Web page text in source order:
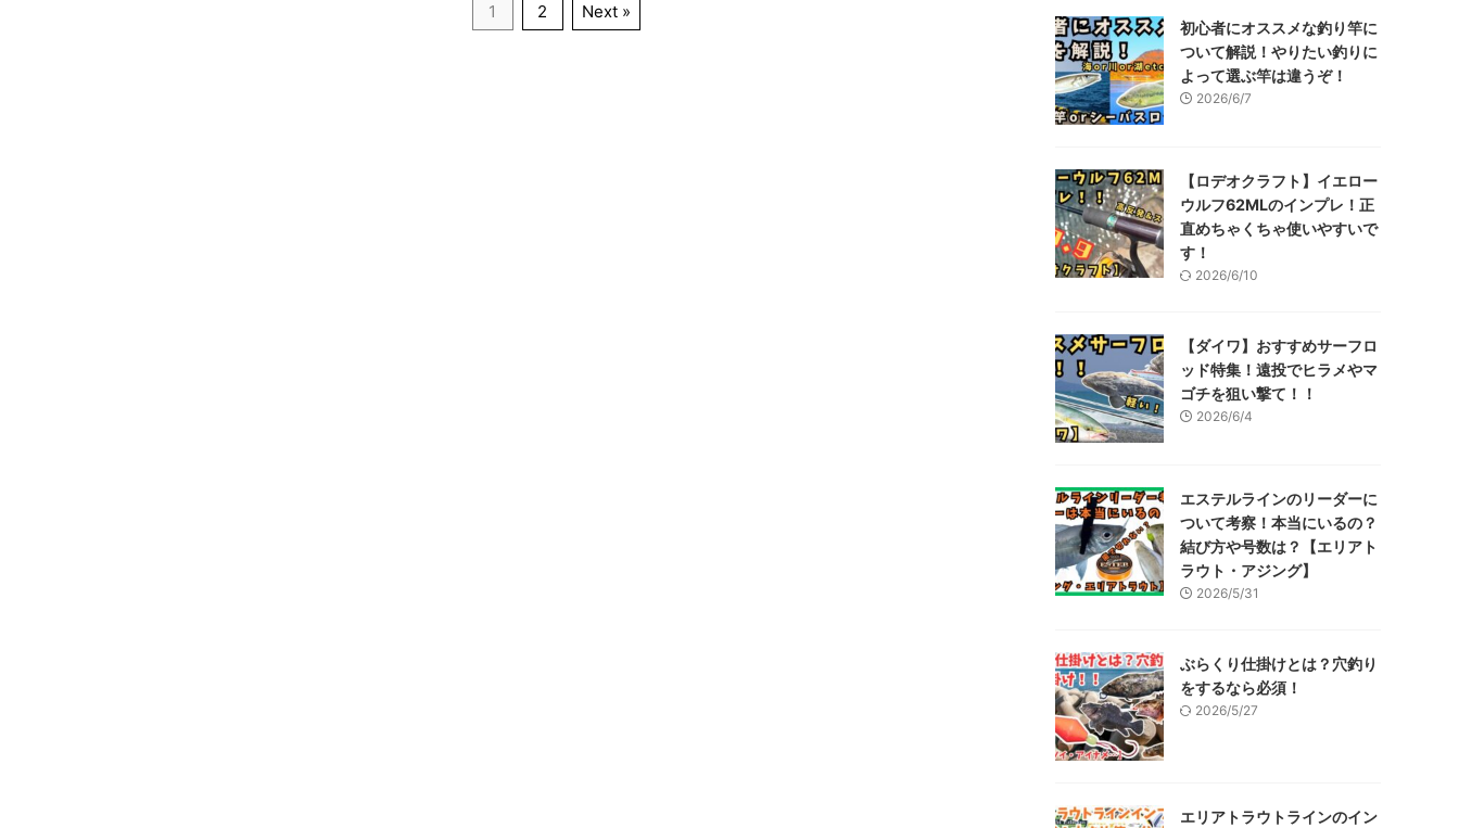
になります。 ソアレとは ソアレはシマノから発売されているス
ピニングリールになります。 アジングを中心にライトラインを
スピニングリールのハイエンド機種 みなさんご存じの通り、22
ステラはシマノから発売されている「現在の最高峰のリール」
1 2 Next »
初心者にオススメな釣り竿に
ついて解説！やりたい釣りに
よって選ぶ竿は違うぞ！
2026/6/7
【ロデオクラフト】イエロー
ウルフ62MLのインプレ！正
直めちゃくちゃ使いやすいで
す！
2026/6/10
【ダイワ】おすすめサーフロ
ッド特集！遠投でヒラメやマ
ゴチを狙い撃て！！
2026/6/4
エステルラインのリーダーに
ついて考察！本当にいるの？
結び方や号数は？【エリアト
ラウト・アジング】
2026/5/31
ぶらくり仕掛けとは？穴釣り
をするなら必須！
2026/5/27
エリアトラウトラインのイン